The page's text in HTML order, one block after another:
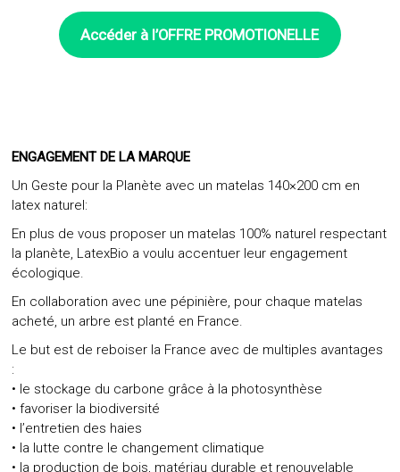
Accéder à l’OFFRE PROMOTIONELLE
ENGAGEMENT DE LA MARQUE
Un Geste pour la Planète avec un matelas 140×200 cm en
latex naturel:
En plus de vous proposer un matelas 100% naturel respectant
la planète, LatexBio a voulu accentuer leur engagement
écologique.
En collaboration avec une pépinière, pour chaque matelas
acheté, un arbre est planté en France.
Le but est de reboiser la France avec de multiples avantages
:
• le stockage du carbone grâce à la photosynthèse
• favoriser la biodiversité
• l’entretien des haies
• la lutte contre le changement climatique
• la production de bois, matériau durable et renouvelable